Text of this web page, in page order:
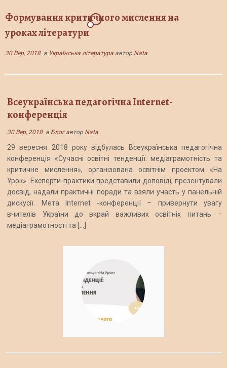
Формування критичного мислення на
уроках літератури
1
30 Вер, 2018в Українська література автор Nata
Всеукраїнська педагогічна Internet-
конференція
30 Вер, 2018в Блогавтор Nata
29 вересня 2018 року відбулась Всеукраїнська педагогічна
конференція «Сучасні освітні тенденції: медіаграмотність та
критичне мислення», організована освітнім проектом «На
Урок». Експерти-практики представили доповіді, презентували
досвід, надали практичні поради та взяли участь у панельній
дискусії. Мета Internet -конференції – привернути увагу
вчителів України до вкрай важливих освітніх питань –
медіаграмотності та […]